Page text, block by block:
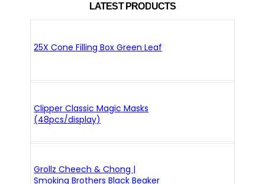
LATEST PRODUCTS
25X Cone Filling Box Green Leaf
Clipper Classic Magic Masks
(48pcs/display)
Grollz Cheech & Chong |
Smoking Brothers Black Beaker